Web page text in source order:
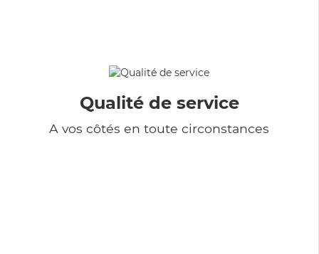
Qualité de service
A vos côtés en toute circonstances